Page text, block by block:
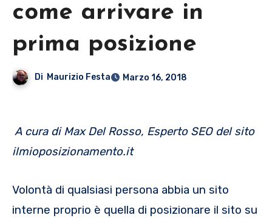
come arrivare in
prima posizione
Di Maurizio Festa Marzo 16, 2018
A cura di Max Del Rosso, Esperto SEO del sito
ilmioposizionamento.it
Volontà di qualsiasi persona abbia un sito
interne proprio è quella di posizionare il sito su